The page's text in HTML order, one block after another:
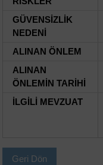
GÜVENSİZLİK
NEDENİ
ALINAN ÖNLEM
ALINAN
ÖNLEMİN TARİHİ
İLGİLİ MEVZUAT
Geri Dön